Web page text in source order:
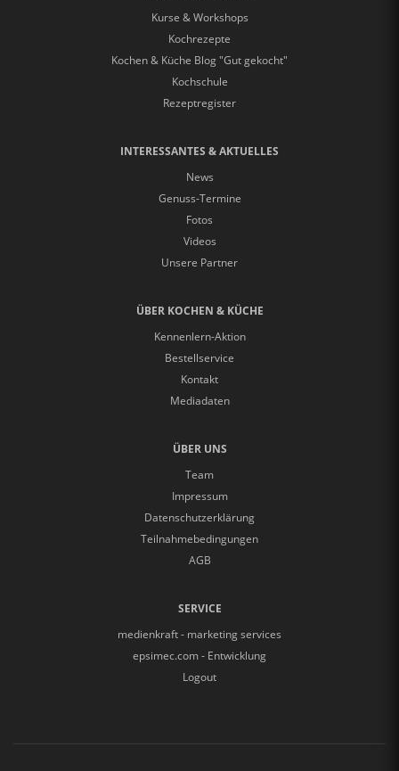
Kurse & Workshops
Kochrezepte
Kochen & Küche Blog "Gut gekocht"
Kochschule
Rezeptregister
INTERESSANTES & AKTUELLES
News
Genuss-Termine
Fotos
Videos
Unsere Partner
ÜBER KOCHEN & KÜCHE
Kennenlern-Aktion
Bestellservice
Kontakt
Mediadaten
ÜBER UNS
Team
Impressum
Datenschutzerklärung
Teilnahmebedingungen
AGB
SERVICE
medienkraft - marketing services
epsimec.com - Entwicklung
Logout